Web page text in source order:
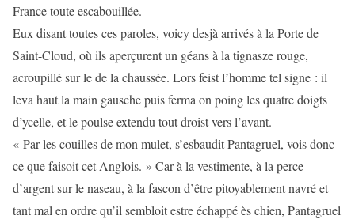
France toute escabouillée.
Eux disant toutes ces paroles, voicy desjà arrivés à la Porte de
Saint-Cloud, où ils aperçurent un géans à la tignasze rouge,
acroupillé sur le de la chaussée. Lors feist l’homme tel signe : il
leva haut la main gausche puis ferma on poing les quatre doigts
d’ycelle, et le poulse extendu tout droist vers l’avant.
« Par les couilles de mon mulet, s’esbaudit Pantagruel, vois donc
ce que faisoit cet Anglois. » Car à la vestimente, à la perce
d’argent sur le naseau, à la fascon d’être pitoyablement navré et
tant mal en ordre qu’il sembloit estre échappé ès chien, Pantagruel